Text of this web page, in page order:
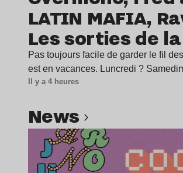
LATIN MAFIA,
Les sorties de
Pas toujours facile de garder le fil
est en vacances. Luncredi ?
Il y a 4 heures
news